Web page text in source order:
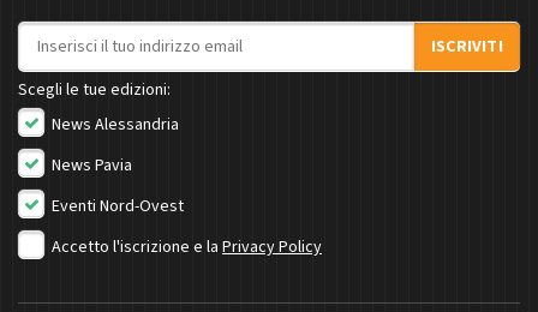
Indirizzo email
ISCRIVITI
Scegli le tue edizioni:
News Alessandria
News Pavia
Eventi Nord-Ovest
Accetto l'iscrizione e la Privacy Policy